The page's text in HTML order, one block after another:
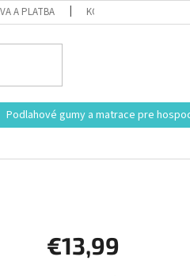
A PLATBA KONTAKT
Podlahové gumy a matrace pre
€13,99